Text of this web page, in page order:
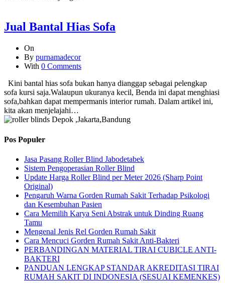
Jual Bantal Hias Sofa
On
By purnamadecor
With 0 Comments
Kini bantal hias sofa bukan hanya dianggap sebagai pelengkap
sofa kursi saja.Walaupun ukuranya kecil, Benda ini dapat menghiasi
sofa,bahkan dapat mempermanis interior rumah. Dalam artikel ini,
kita akan menjelajahi…
Pos Populer
Jasa Pasang Roller Blind Jabodetabek
Sistem Pengoperasian Roller Blind
Update Harga Roller Blind per Meter 2026 (Sharp Point
Original)
Pengaruh Warna Gorden Rumah Sakit Terhadap Psikologi
dan Kesembuhan Pasien
Cara Memilih Karya Seni Abstrak untuk Dinding Ruang
Tamu
Mengenal Jenis Rel Gorden Rumah Sakit
Cara Mencuci Gorden Rumah Sakit Anti-Bakteri
PERBANDINGAN MATERIAL TIRAI CUBICLE ANTI-
BAKTERI
PANDUAN LENGKAP STANDAR AKREDITASI TIRAI
RUMAH SAKIT DI INDONESIA (SESUAI KEMENKES)